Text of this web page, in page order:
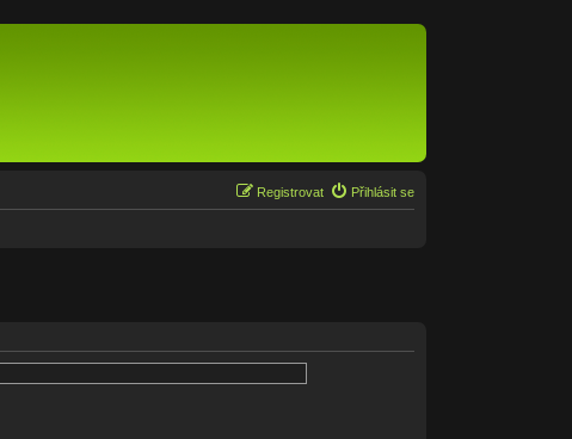
Přihlásit se
Registrovat